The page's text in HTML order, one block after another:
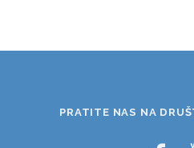
PRATITE NAS NA